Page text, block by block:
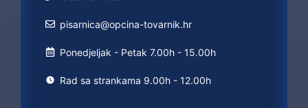
pisarnica@opcina-tovarnik.hr
Ponedjeljak - Petak 7.00h - 15.00h
Rad sa strankama 9.00h - 12.00h